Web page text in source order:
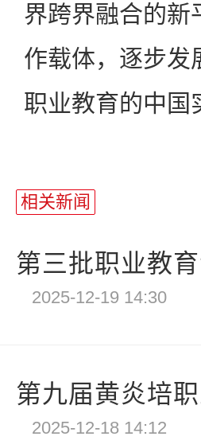
界跨界融合的新
作载体，逐步发
职业教育的中国
相关新闻
第三批职业教
2025-12-19 14:30
第九届黄炎培
2025-12-18 14:12